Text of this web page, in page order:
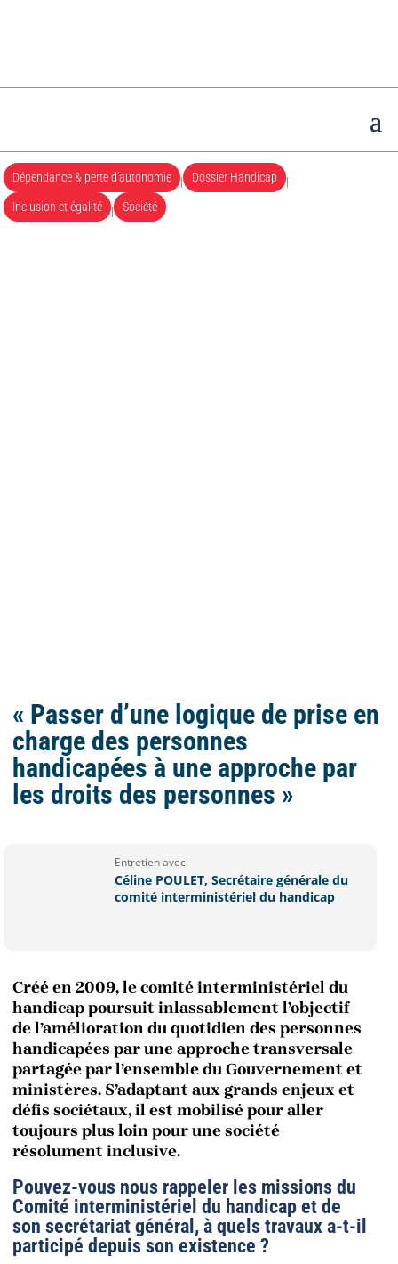
Dépendance & perte d’autonomie | Dossier Handicap
|
Inclusion et égalité
| Société
« Passer d’une logique de prise en
charge des personnes
handicapées à une approche par
les droits des personnes »
Entretien avec
Céline POULET, Secrétaire générale du
comité interministériel du handicap
Créé en 2009, le comité interministériel du
handicap poursuit inlassablement l’objectif
de l’amélioration du quotidien des personnes
handicapées par une approche transversale
partagée par l’ensemble du Gouvernement et
ministères. S’adaptant aux grands enjeux et
défis sociétaux, il est mobilisé pour aller
toujours plus loin pour une société
résolument inclusive.
Pouvez-vous nous rappeler les missions du
Comité interministériel du handicap et de
son secrétariat général, à quels travaux a-t-il
participé depuis son existence ?